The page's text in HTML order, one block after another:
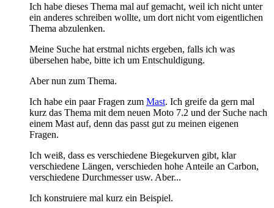
Ich habe dieses Thema mal auf gemacht, weil ich nicht unter
ein anderes schreiben wollte, um dort nicht vom eigentlichen
Thema abzulenken.
Meine Suche hat erstmal nichts ergeben, falls ich was
übersehen habe, bitte ich um Entschuldigung.
Aber nun zum Thema.
Ich habe ein paar Fragen zum Mast. Ich greife da gern mal
kurz das Thema mit dem neuen Moto 7.2 und der Suche nach
einem Mast auf, denn das passt gut zu meinen eigenen
Fragen.
Ich weiß, dass es verschiedene Biegekurven gibt, klar
verschiedene Längen, verschieden hohe Anteile an Carbon,
verschiedene Durchmesser usw. Aber...
Ich konstruiere mal kurz ein Beispiel.